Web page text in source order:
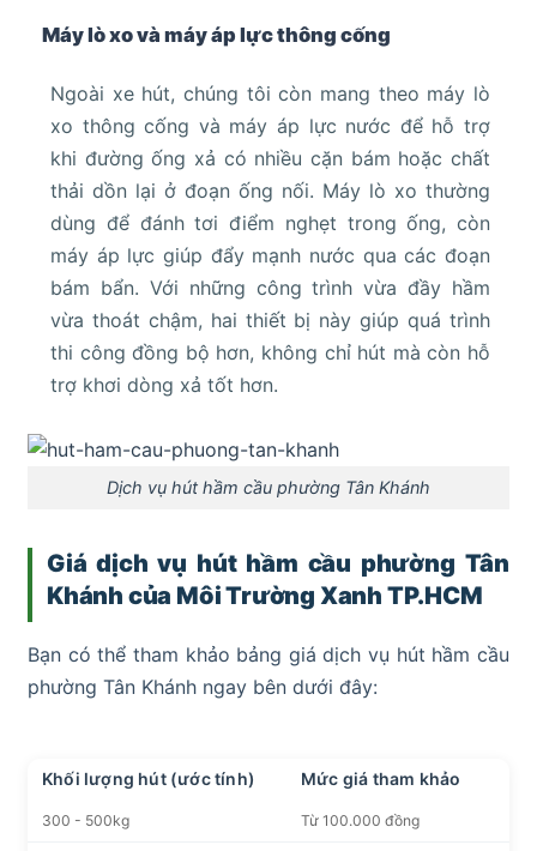
Máy lò xo và máy áp lực thông cống
Ngoài xe hút, chúng tôi còn mang theo máy lò
xo thông cống và máy áp lực nước để hỗ trợ
khi đường ống xả có nhiều cặn bám hoặc chất
thải dồn lại ở đoạn ống nối. Máy lò xo thường
dùng để đánh tơi điểm nghẹt trong ống, còn
máy áp lực giúp đẩy mạnh nước qua các đoạn
bám bẩn. Với những công trình vừa đầy hầm
vừa thoát chậm, hai thiết bị này giúp quá trình
thi công đồng bộ hơn, không chỉ hút mà còn hỗ
trợ khơi dòng xả tốt hơn.
Dịch vụ hút hầm cầu phường Tân Khánh
Giá dịch vụ hút hầm cầu phường Tân
Khánh của Môi Trường Xanh TP.HCM
Bạn có thể tham khảo bảng giá dịch vụ hút hầm cầu
phường Tân Khánh ngay bên dưới đây:
Khối lượng hút (ước tính) Mức giá tham khảo
300 - 500kg Từ 100.000 đồng